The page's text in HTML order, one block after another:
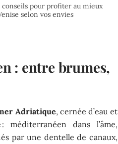
conseils pour profiter au mieux
selon vos envies
: entre brumes,
Adriatique, cernée d’eau et
dans l’âme,
par une dentelle de canaux,